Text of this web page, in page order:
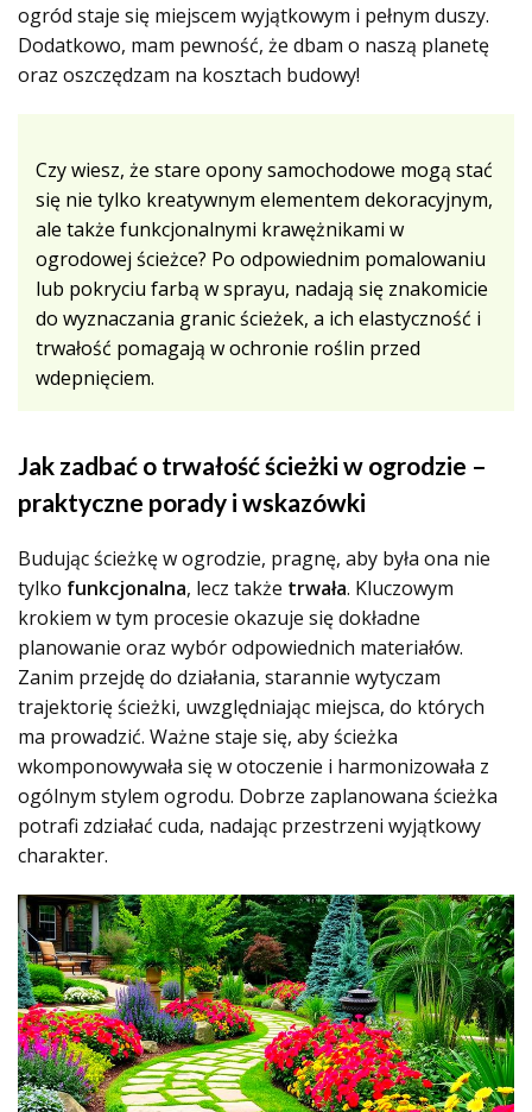
ogród staje się miejscem wyjątkowym i pełnym duszy.
Dodatkowo, mam pewność, że dbam o naszą planetę
oraz oszczędzam na kosztach budowy!
Czy wiesz, że stare opony samochodowe mogą stać
się nie tylko kreatywnym elementem dekoracyjnym,
ale także funkcjonalnymi krawężnikami w
ogrodowej ścieżce? Po odpowiednim pomalowaniu
lub pokryciu farbą w sprayu, nadają się znakomicie
do wyznaczania granic ścieżek, a ich elastyczność i
trwałość pomagają w ochronie roślin przed
wdepnięciem.
Jak zadbać o trwałość ścieżki w ogrodzie –
praktyczne porady i wskazówki
Budując ścieżkę w ogrodzie, pragnę, aby była ona nie
tylko funkcjonalna, lecz także trwała. Kluczowym
krokiem w tym procesie okazuje się dokładne
planowanie oraz wybór odpowiednich materiałów.
Zanim przejdę do działania, starannie wytyczam
trajektorię ścieżki, uwzględniając miejsca, do których
ma prowadzić. Ważne staje się, aby ścieżka
wkomponowywała się w otoczenie i harmonizowała z
ogólnym stylem ogrodu. Dobrze zaplanowana ścieżka
potrafi zdziałać cuda, nadając przestrzeni wyjątkowy
charakter.